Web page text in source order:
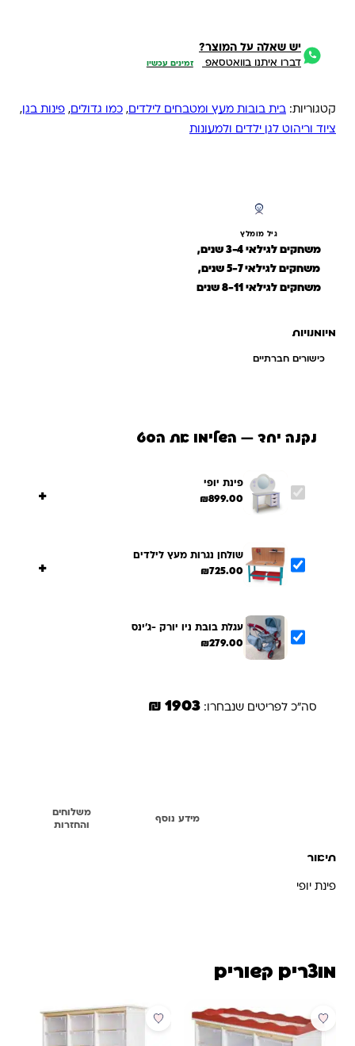
יש שאלה על המוצר?
דברו איתנו בוואטסאפ זמינים עכשיו
קטגוריות: בית בובות מעץ ומטבחים לילדים, כמו גדולים, פינות בגן ,
ציוד וריהוט לגן ילדים ולמעונות
גיל מומלץ
משחקים לגילאי 3-4 שנים,
משחקים לגילאי 5-7 שנים,
משחקים לגילאי 8-11 שנים
מיומנויות
כישורים חברתיים
נקנה יחד — השלימו את הסט
פינת יופי
₪899.00
+
שולחן נגרות מעץ לילדים
₪725.00
+
עגלת בובת ניו יורק -ג'ינס
₪279.00
סה"כ לפריטים שנבחרו: 1903 ₪
מידע נוסף
משלוחים
והחזרות
תיאור
פינת יופי
מוצרים קשורים